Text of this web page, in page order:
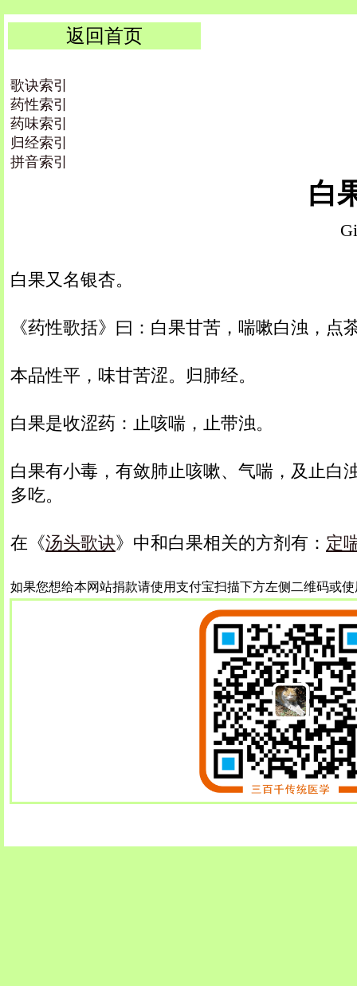
返回首页
歌诀索引
药性索引
药味索引
归经索引
拼音索引
白
白果又名银杏。
《药性歌括》曰：白果甘苦，喘嗽白浊，点
本品性平，味甘苦涩。归肺经。
白果是收涩药：止咳喘，止带浊。
白果有小毒，有敛肺止咳嗽、气喘，及止白
多吃。
在《汤头歌诀》中和白果相关的方剂有： 定
如果您想给本网站捐款请使用支付宝扫描下方左侧二维码或